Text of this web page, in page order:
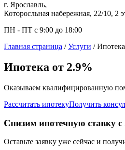
г. Ярославль,
Которосльная набережная, 22/10, 2
ПН - ПТ с 9:00 до 18:00
Главная страница /Услуги /Ипотека
Ипотека от 2.9%
Оказываем квалифицированную
Рассчитать ипотекуПолучить
Снизим ипотечную ставку
Оставьте заявку уже сейчас и